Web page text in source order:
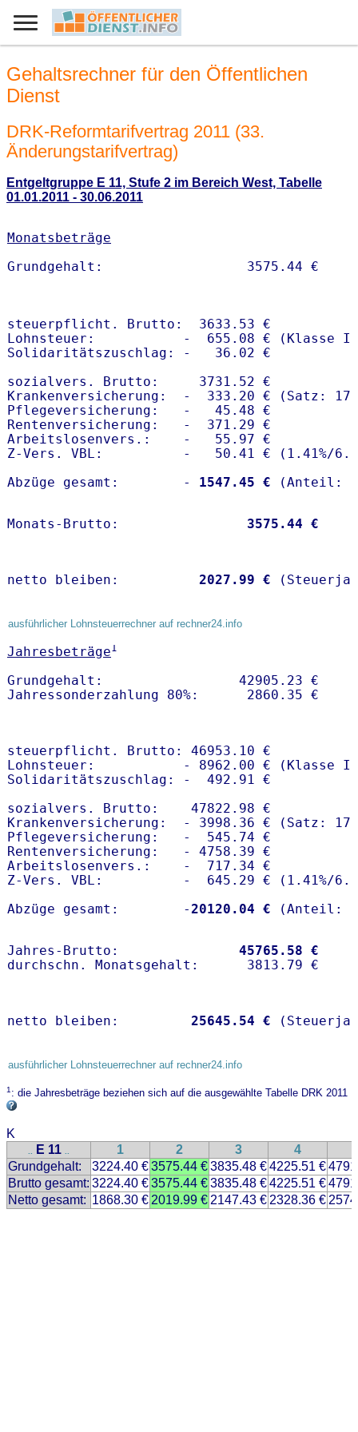
Gehaltsrechner für den Öffentlichen
Dienst
DRK-Reformtarifvertrag 2011 (33.
Änderungstarifvertrag)
Entgeltgruppe E 11, Stufe 2 im Bereich West, Tabelle
01.01.2011 - 30.06.2011
Monatsbeträge
steuerpflicht. Brutto:  3633.53 €
Lohnsteuer:           -  655.08 € (Klasse I)
Solidaritätszuschlag: -   36.02 €
sozialvers. Brutto:     3731.52 €
Krankenversicherung:  -  333.20 € (Satz:
Pflegeversicherung:   -   45.48 €
Rentenversicherung:   -  371.29 €
Arbeitslosenvers.:    -   55.97 €
Z-Vers. VBL:          -   50.41 € ( 1.41%/
Abzüge gesamt:        -
1547.45 €
Monats-Brutto: 3575.44 €
netto bleiben: 2027.99 €
ausführlicher Lohnsteuerrechner auf rechner24.info
Jahresbeträge1
Grundgehalt:                 42905.23 €
steuerpflicht. Brutto: 46953.10 €
Lohnsteuer:           - 8962.00 € (Klasse I)
Solidaritätszuschlag: -  492.91 €
sozialvers. Brutto:    47822.98 €
Krankenversicherung:  - 3998.36 € (Satz:
Pflegeversicherung:   -  545.74 €
Rentenversicherung:   - 4758.39 €
Arbeitslosenvers.:    -  717.34 €
Z-Vers. VBL:          -  645.29 € ( 1.41%/
Abzüge gesamt:        -20120.04 €
Jahres-Brutto: 45765.58 €
netto bleiben: 25645.54 €
ausführlicher Lohnsteuerrechner auf rechner24.info
1: die Jahresbeträge beziehen sich auf die ausgewählte Tabelle DRK 2011
K
.. E 11 .. 1 2 3 4
Grundgehalt:
3224.40 €3575.44 €3835.48 €4225.51 €
Brutto gesamt: 3224.40 €3575.44 €3835.48 €4225.51 €
Netto gesamt: 1868.30 € 2019.99 € 2147.43 € 2328.36 €